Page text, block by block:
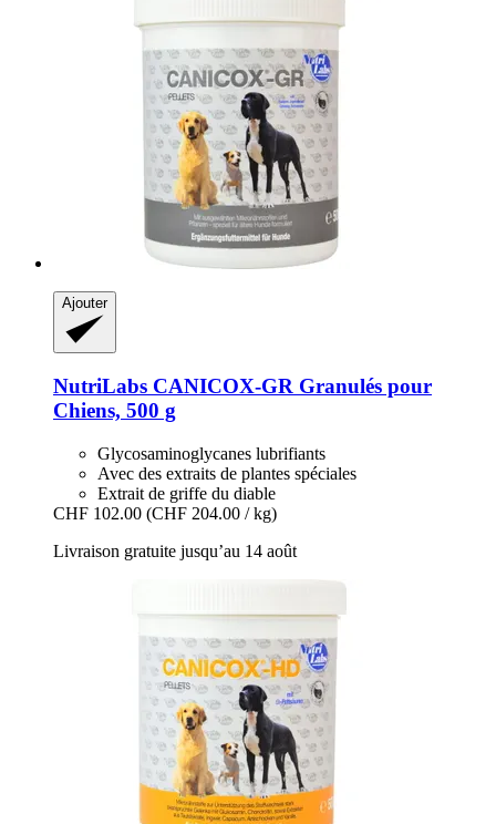
Ajouter
NutriLabs CANICOX-​GR Granulés pour
Chiens, 500 g
Glycosaminoglycanes lubrifiants
Avec des extraits de plantes spéciales
Extrait de griffe du diable
CHF 102.00 (CHF 204.00 / kg)
Livraison gratuite jusqu’au 14 août